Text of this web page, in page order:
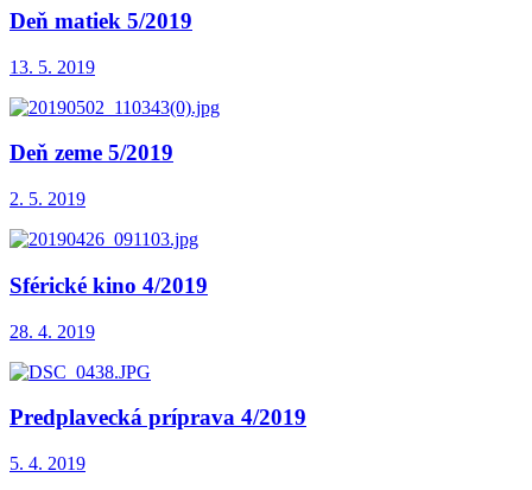
Deň matiek 5/2019
13. 5. 2019
Deň zeme 5/2019
2. 5. 2019
Sférické kino 4/2019
28. 4. 2019
Predplavecká príprava 4/2019
5. 4. 2019